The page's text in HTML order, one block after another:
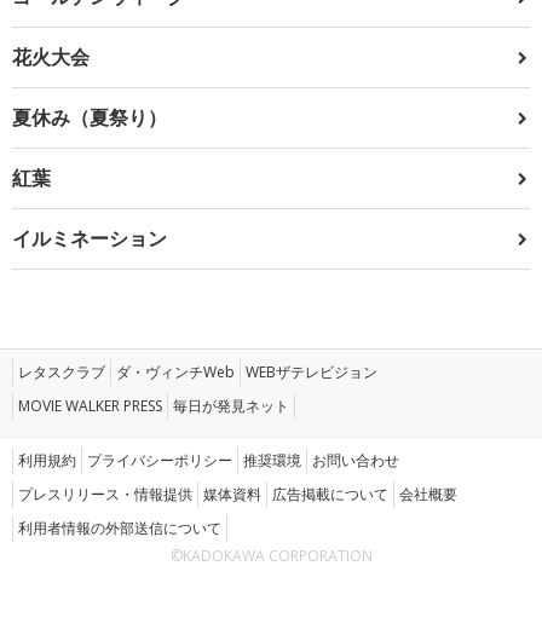
花火大会
夏休み（夏祭り）
紅葉
イルミネーション
レタスクラブ ダ・ヴィンチWeb WEBザテレビジョン
MOVIE WALKER PRESS 毎日が発見ネット
利用規約 プライバシーポリシー 推奨環境 お問い合わせ
プレスリリース・情報提供 媒体資料 広告掲載について 会社概要
利用者情報の外部送信について
©KADOKAWA CORPORATION